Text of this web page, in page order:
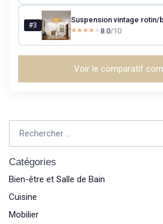
#3
★★★★★
★★★★★ 8.0/10
Voir le comparatif
Catégories
Bien-être et Salle de Bain
Cuisine
Mobilier